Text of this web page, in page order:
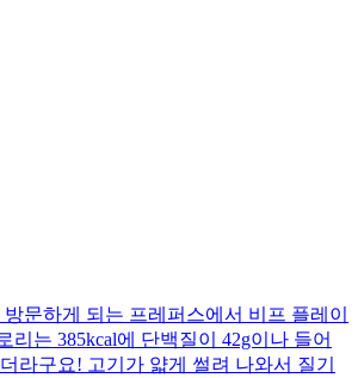
문하게 되는 프레퍼스에서 비프 플레이
리는 385kcal에 단백질이 42g이나 들어
라구요! 고기가 얇게 썰려 나와서 질기